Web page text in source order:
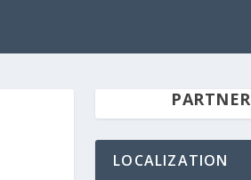
PARTNER
LOCALIZATION